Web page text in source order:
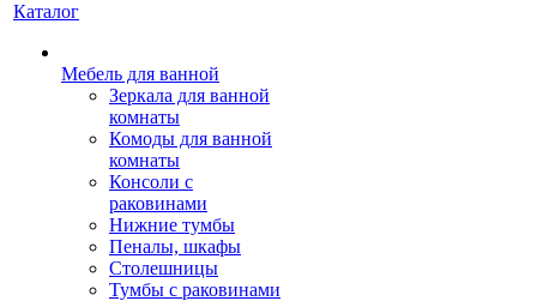
Каталог
Мебель для ванной
Зеркала для ванной
комнаты
Комоды для ванной
комнаты
Консоли с
раковинами
Нижние тумбы
Пеналы, шкафы
Столешницы
Тумбы с раковинами